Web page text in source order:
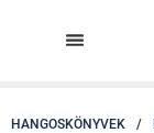
HANGOSKÖNYVEK /